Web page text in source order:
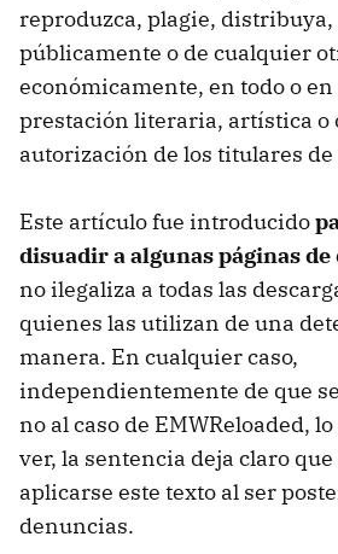
reproduzca, plagie,
públicamente o de cualquier
económicamente, en todo o
prestación literaria, artística o
autorización de los titulares de
Este artículo fue introducido
disuadir a algunas páginas de
no ilegaliza a todas las
quienes las utilizan de una
manera. En cualquier caso,
independientemente de que
no al caso de EMWReloaded,
ver, la sentencia deja claro
aplicarse este texto al ser
denuncias.